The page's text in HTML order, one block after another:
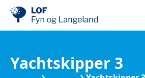
Yachtskipper 3